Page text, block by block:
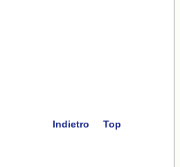
Indietro
Top